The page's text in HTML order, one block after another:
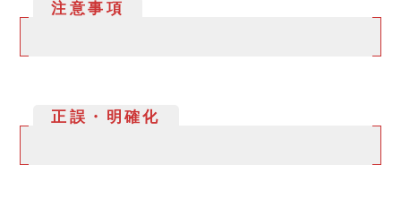
注意事項
正誤・明確化